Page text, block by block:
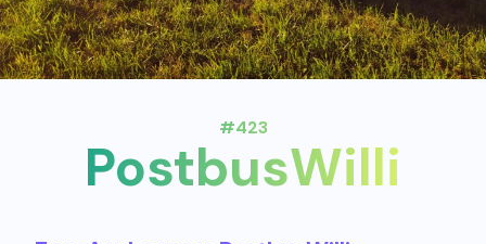
#423
PostbusWilli